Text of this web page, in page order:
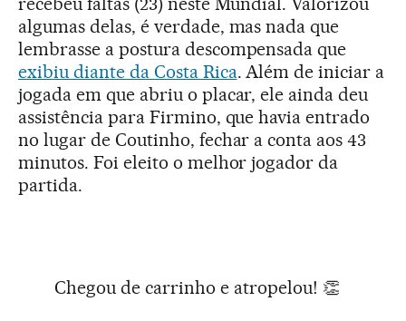
algumas delas, é verdade, mas nada que
lembrasse a postura descompensada que
exibiu diante da Costa Rica. Além de iniciar a
jogada em que abriu o placar, ele ainda deu
assistência para Firmino, que havia entrado
no lugar de Coutinho, fechar a conta aos 43
minutos. Foi eleito o melhor jogador da
partida.
Chegou de carrinho e atropelou! 👏